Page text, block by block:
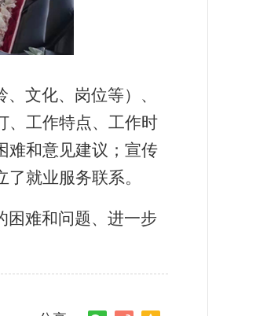
文化、岗位等）、
、工作特点、工作时
难和意见建议；宣传
就业服务联系。
困难和问题、进一步